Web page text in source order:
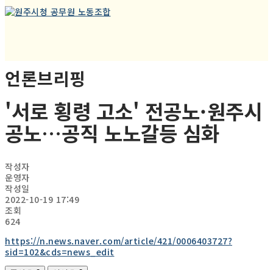
언론브리핑
'서로 횡령 고소' 전공노·원주시
공노…공직 노노갈등 심화
작성자
운영자
작성일
2022-10-19 17:49
조회
624
https://n.news.naver.com/article/421/0006403727?
sid=102&cds=news_edit